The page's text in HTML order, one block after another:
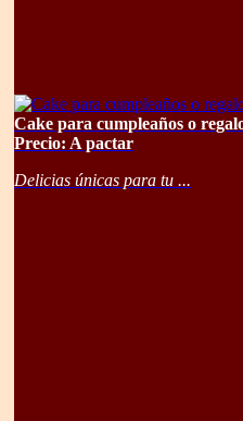
Cake para cumpleaños o
Precio: A pactar
Delicias únicas para tu ...